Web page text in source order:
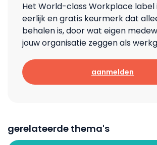
Het World-class Workplace label
eerlijk en gratis keurmerk dat
behalen is, door wat eigen
jouw organisatie zeggen als
aanmelden
gerelateerde thema's